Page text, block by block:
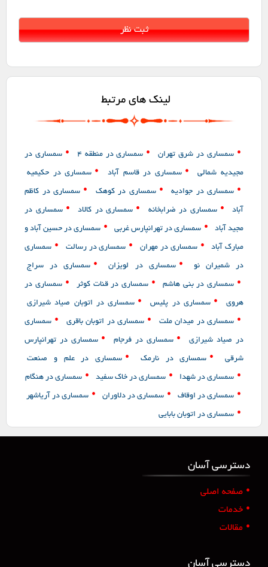
لینک های مرتبط
• سمساری در شرق تهران • سمساری در منطقه 4 • سمساری در
مجیدیه شمالی • سمساری در قاسم آباد • سمساری در حکیمیه
• سمساری در جوادیه • سمساری در کوهک • سمساری در کاظم
آباد • سمساری در ضرابخانه • سمساری در کالاد • سمساری در
مجید آباد • سمساری در تهرانپارس غربی • سمساری در حسین آباد و
مبارک آباد • سمساری در مهران • سمساری در رسالت • سمساری
در شمیران نو • سمساری در لویزان • سمساری در سراج
• سمساری در بنی هاشم • سمساری در قنات کوثر • سمساری در
هروی • سمساری در پلیس • سمساری در اتوبان صیاد شیرازی
• سمساری در میدان ملت • سمساری در اتوبان باقری • سمساری
در صیاد شیرازی • سمساری در فرجام • سمساری در تهرانپارس
شرقی • سمساری در نارمک • سمساری در علم و صنعت
• سمساری در شهدا • سمساری در خاک سفید • سمساری در هنگام
• سمساری در اوقاف • سمساری در دلاوران • سمساری در آریاشهر
• سمساری در اتوبان بابایی
دسترسی آسان
• صفحه اصلی
• خدمات
• مقالات
دسترسی آسان